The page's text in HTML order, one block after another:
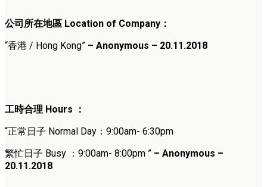
公司所在地區 Location of Company：
“香港 / Hong Kong” – Anonymous – 20.11.2018
工時合理 Hours ：
“正常日子 Normal Day：9:00am- 6:30pm
繁忙日子 Busy ：9:00am- 8:00pm ” – Anonymous –
20.11.2018